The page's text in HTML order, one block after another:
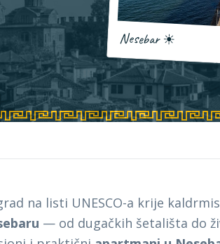
Nesebar☀
na listi UNESCO-a krije
— od dugačkih šetališta do